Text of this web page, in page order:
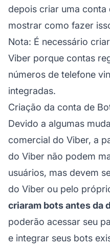
depois criar uma conta
mostrar como fazer
Nota: É necessário
Viber porque contas
números de telefone
integradas.
Criação da conta de
Devido a algumas
comercial do Viber, a
do Viber não podem
usuários, mas devem
do Viber ou pelo
criaram bots antes da
poderão acessar seu
e integrar seus bots